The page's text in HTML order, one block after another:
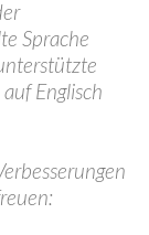
Sprache
Englisch